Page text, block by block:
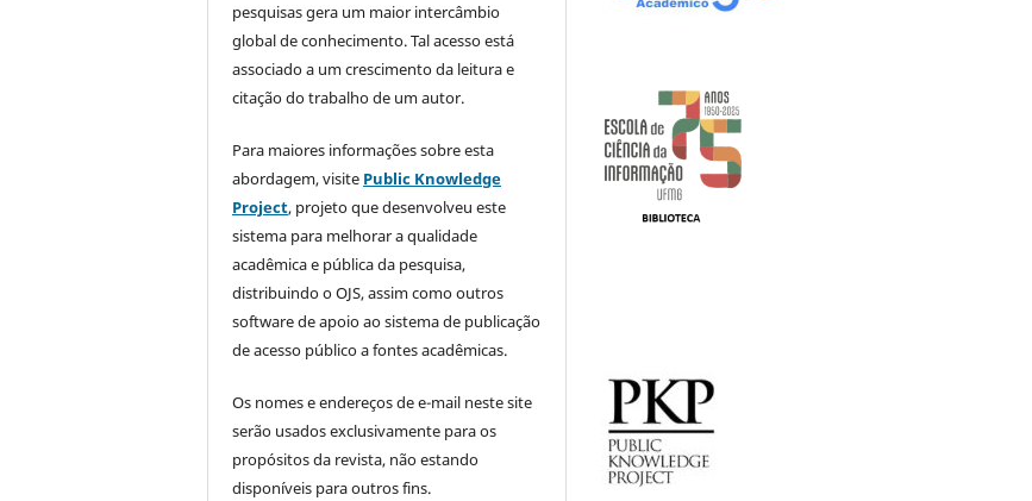
pesquisas gera um maior intercâmbio
global de conhecimento. Tal acesso está
associado a um crescimento da leitura e
citação do trabalho de um autor.
Para maiores informações sobre esta
abordagem, visite Public Knowledge
Project, projeto que desenvolveu este
sistema para melhorar a qualidade
acadêmica e pública da pesquisa,
distribuindo o OJS, assim como outros
software de apoio ao sistema de publicação
de acesso público a fontes acadêmicas.
Os nomes e endereços de e-mail neste site
serão usados exclusivamente para os
propósitos da revista, não estando
disponíveis para outros fins.